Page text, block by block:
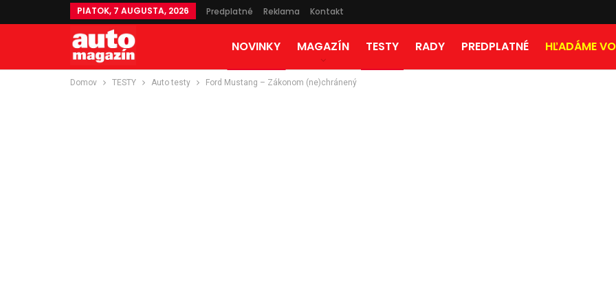
PIATOK, 7 AUGUSTA, 2026 Predplatné Reklama Kontakt
NOVINKY MAGAZÍN TESTY RADY PREDPLATNÉ HĽADÁME
Domov TESTY Auto testy Ford Mustang – Zákonom (ne)chránený